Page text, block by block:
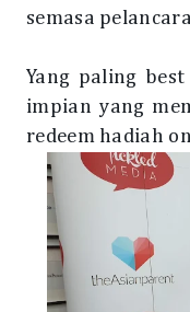
semasa
Yang paling
impian yang
redeem hadiah